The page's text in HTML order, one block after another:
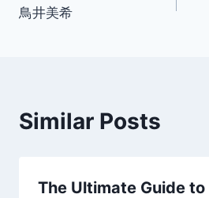
navigation
鳥井美希
Similar Posts
The Ultimate Guide